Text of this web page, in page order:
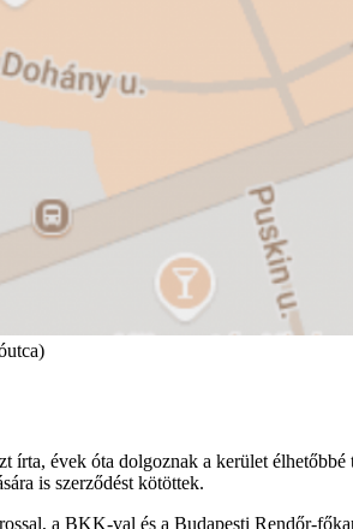
évek óta dolgoznak a kerület
is szerződést kötöttek.
a BKK-val és a Budapesti Rendőr-